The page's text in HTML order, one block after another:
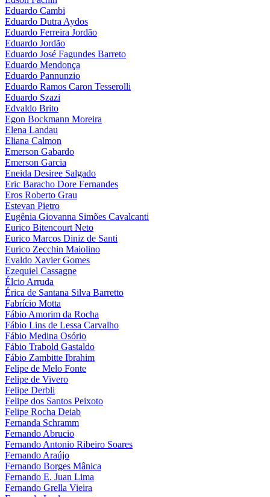
Eduardo Cambi
Eduardo Dutra Aydos
Eduardo Ferreira Jordão
Eduardo Jordão
Eduardo José Fagundes Barreto
Eduardo Mendonça
Eduardo Pannunzio
Eduardo Ramos Caron Tesserolli
Eduardo Szazi
Edvaldo Brito
Egon Bockmann Moreira
Elena Landau
Eliana Calmon
Emerson Gabardo
Emerson Garcia
Eneida Desiree Salgado
Eric Baracho Dore Fernandes
Eros Roberto Grau
Estevan Pietro
Eugênia Giovanna Simões Cavalcanti
Eurico Bitencourt Neto
Eurico Marcos Diniz de Santi
Eurico Zecchin Maiolino
Evaldo Xavier Gomes
Ezequiel Cassagne
Élcio Arruda
Érica de Santana Silva Barretto
Fabrício Motta
Fábio Amorim da Rocha
Fábio Lins de Lessa Carvalho
Fábio Medina Osório
Fábio Trabold Gastaldo
Fábio Zambitte Ibrahim
Felipe de Melo Fonte
Felipe de Vivero
Felipe Derbli
Felipe dos Santos Peixoto
Felipe Rocha Deiab
Fernanda Schramm
Fernando Abrucio
Fernando Antonio Ribeiro Soares
Fernando Araújo
Fernando Borges Mânica
Fernando E. Juan Lima
Fernando Grella Vieira